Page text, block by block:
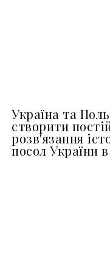
Україна та
створити
розв'язання
посол України